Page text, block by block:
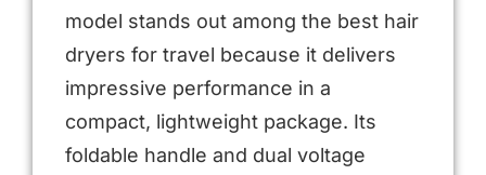
model stands out among the best hair
dryers for travel because it delivers
impressive performance in a
compact, lightweight package. Its
foldable handle and dual voltage